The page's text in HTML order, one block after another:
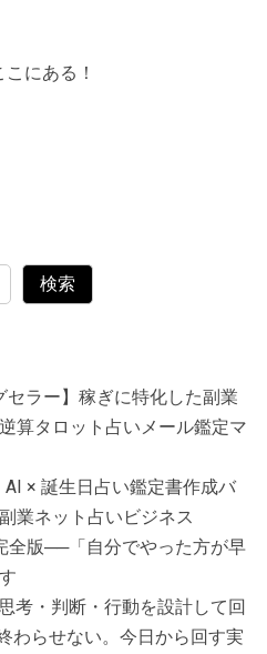
にある！
検索
セラー】稼ぎに特化した副業
算タロット占いメール鑑定マ
× 誕生日占い鑑定書作成バ
業ネット占いビジネス
全版──「自分でやった方が早
考・判断・行動を設計して回
わらせない。今日から回す実